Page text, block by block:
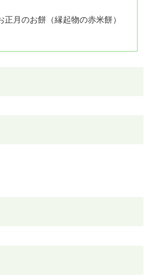
月のお餅（縁起物の赤米餅）